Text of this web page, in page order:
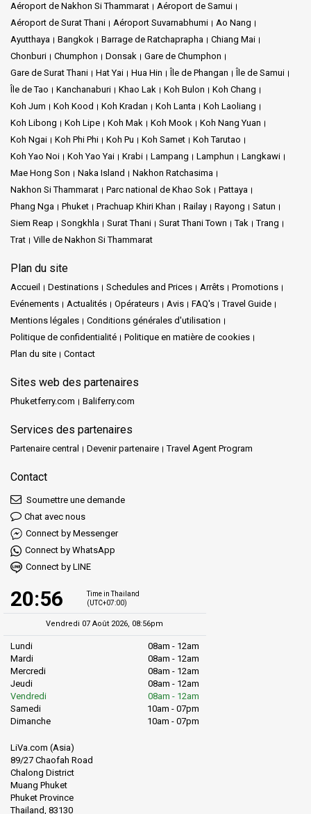
Aéroport de Nakhon Si Thammarat
Aéroport de Samui
Aéroport de Surat Thani
Aéroport Suvarnabhumi
Ao Nang
Ayutthaya
Bangkok Barrage de Ratchaprapha
Chiang Mai
Chonburi
Chumphon Donsak
Gare de Chumphon
Gare de Surat Thani
Hat Yai Hua Hin Île de Phangan
Île de Samui
Île de Tao
Kanchanaburi Khao Lak Koh Bulon
Koh Chang
Koh Jum
Koh Kood Koh Kradan Koh Lanta
Koh Laoliang
Koh Libong
Koh Lipe Koh Mak Koh Mook
Koh Nang Yuan
Koh Ngai
Koh Phi Phi Koh Pu Koh Samet
Koh Tarutao
Koh Yao Noi
Koh Yao Yai Krabi Lampang Lamphun
Langkawi
Mae Hong Son
Naka Island
Nakhon Ratchasima
Nakhon Si Thammarat
Parc national de Khao Sok
Pattaya
Phang Nga
Phuket Prachuap Khiri Khan Railay Rayong
Satun
Siem Reap
Songkhla Surat Thani Surat Thani Town Tak
Trang
Trat
Ville de Nakhon Si Thammarat
Plan du site
Accueil Destinations Schedules and Prices Arrêts
Promotions
Evénements
Actualités Opérateurs Avis FAQ's
Travel Guide
Mentions légales
Conditions générales d'utilisation
Politique de confidentialité
Politique en matière de cookies
Plan du site
Contact
Sites web des partenaires
Phuketferry.com Baliferry.com
Services des partenaires
Partenaire central Devenir partenaire Travel Agent Program
Contact
Soumettre une demande
Chat avec nous
Connect by Messenger
Connect by WhatsApp
Connect by LINE
20:56
Time in Thailand
(UTC+07:00)
Vendredi 07 Août 2026, 08:56pm
Lundi
08am - 12am
Mardi
08am - 12am
Mercredi
08am - 12am
Jeudi
08am - 12am
Vendredi
08am - 12am
Samedi
10am - 07pm
Dimanche
10am - 07pm
LiVa.com (Asia)
89/27 Chaofah Road
Chalong District
Muang Phuket
Phuket Province
Thailand, 83130